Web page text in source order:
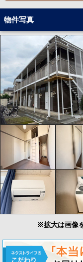
物件写真
※拡大は画像